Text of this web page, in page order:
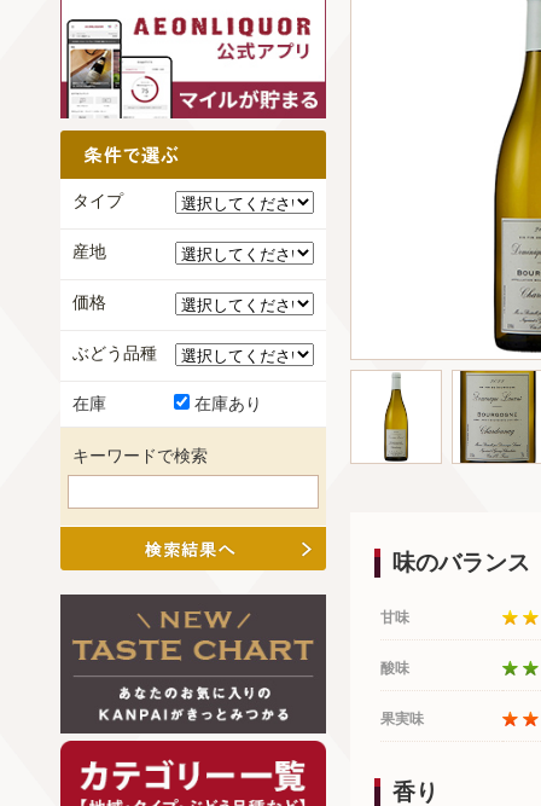
味のバランス
甘味
酸味
果実味
香り
タイプ
産地
価格
ぶどう品種
在庫 在庫あり
キーワードで検索